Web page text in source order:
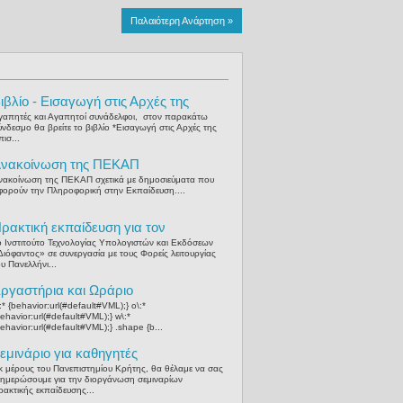
Παλαιότερη Ανάρτηση »
- Εισαγωγή στις Αρχές της
των Η/Υ
και Αγαπητοί συνάδελφοι, στον παρακάτω
θα βρείτε το βιβλίο *Εισαγωγή στις Αρχές της
της ΠΕΚΑΠ
της ΠΕΚΑΠ σχετικά με δημοσιεύματα που
την Πληροφορική στην Εκπαίδευση....
εκπαίδευση για τον
Πληροφορικής
Ινστιτούτο Τεχνολογίας Υπολογιστών και Εκδόσεων
σε συνεργασία με τους Φορείς λειτουργίας
Πανελλήνι...
και Ωράριο
Δευτεροβάθμιας
{behavior:url(#default#VML);} o\:*
w\:*
.shape {b...
για καθηγητές
μέρους του Πανεπιστημίου Κρήτης, θα θέλαμε να σας
για την διοργάνωση σεμιναρίων
εκπαίδευσης...